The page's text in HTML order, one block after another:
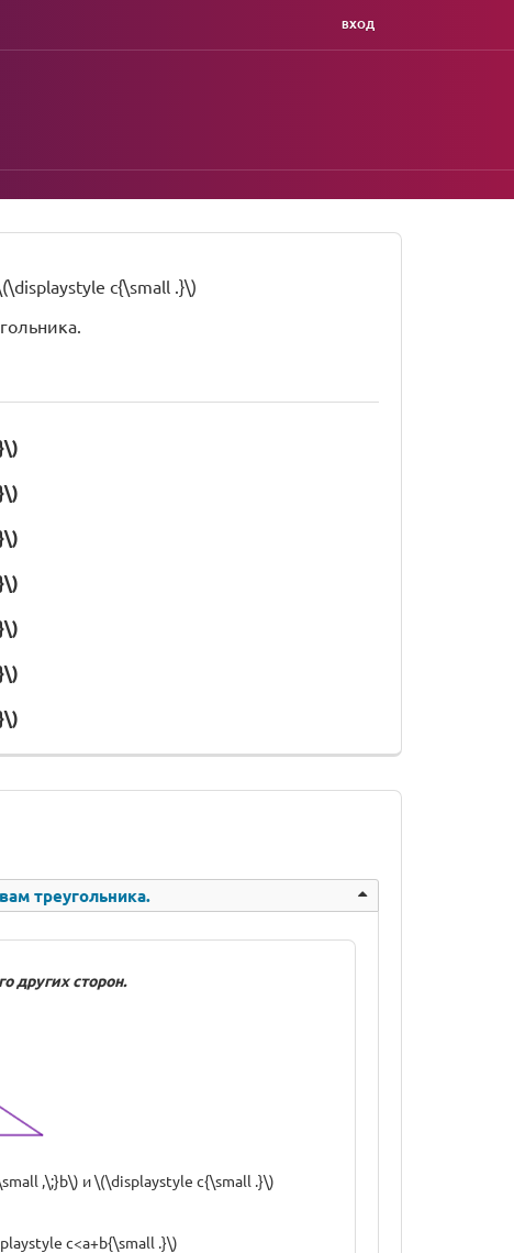
ВХОД
c{\small .}\)
треугольника.
других сторон.
,\;}b\) и \(\displaystyle c{\small .}\)
c<a+b{\small .}\)